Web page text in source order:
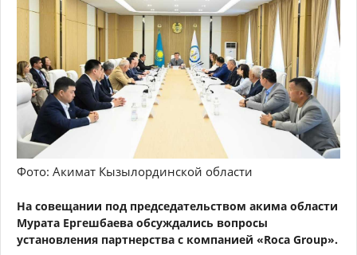
Фото: Акимат Кызылординской области
На совещании под председательством акима области
Мурата Ергешбаева обсуждались вопросы
установления партнерства с компанией «Roca Group».